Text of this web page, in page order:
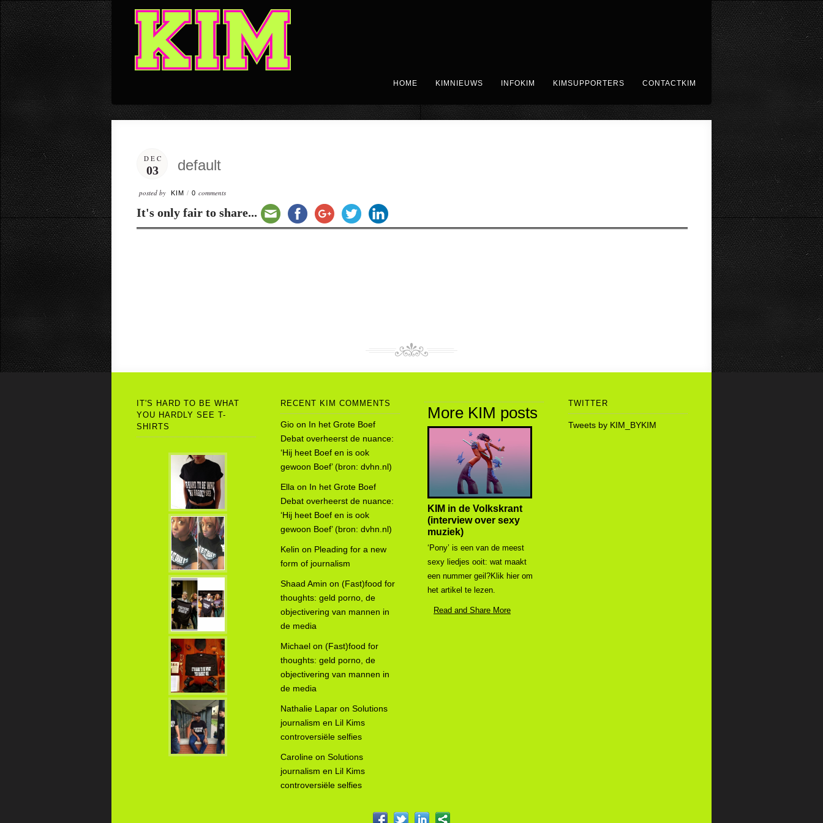
HOME KIMNIEUWS INFOKIM KIMSUPPORTERS CONTACTKIM
DEC
03 default
posted by KIM / 0 comments
It's only fair to share...
IT'S HARD TO BE WHAT
YOU HARDLY SEE T-
SHIRTS
RECENT KIM COMMENTS
Gio on In het Grote Boef
Debat overheerst de nuance:
‘Hij heet Boef en is ook
gewoon Boef’ (bron: dvhn.nl)
Ella on In het Grote Boef
Debat overheerst de nuance:
‘Hij heet Boef en is ook
gewoon Boef’ (bron: dvhn.nl)
Kelin on Pleading for a new
form of journalism
Shaad Amin on (Fast)food for
thoughts: geld porno, de
objectivering van mannen in
de media
Michael on (Fast)food for
thoughts: geld porno, de
objectivering van mannen in
de media
Nathalie Lapar on Solutions
journalism en Lil Kims
controversiële selfies
Caroline on Solutions
journalism en Lil Kims
controversiële selfies
More KIM posts
KIM in de Volkskrant
(interview over sexy
muziek)
‘Pony’ is een van de meest
sexy liedjes ooit: wat maakt
een nummer geil?Klik hier om
het artikel te lezen.
Read and Share More
TWITTER
Tweets by KIM_BYKIM